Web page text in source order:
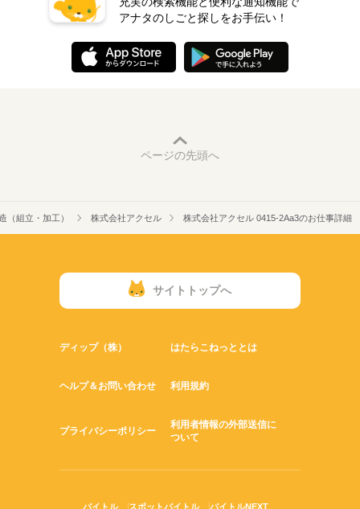
アナタのしごと探しをお手伝い！
ページの先頭へ
（組立・加工） 株式会社アクセル 株式会社アクセル 0415-2Aa3のお仕事詳細
サイトトップへ
ディップ（株） はたらこねっととは
ヘルプ＆お問い合わせ 利用規約
プライバシーポリシー
利用者情報の外部送信に
ついて
バイトル スポットバイトル バイトルNEXT